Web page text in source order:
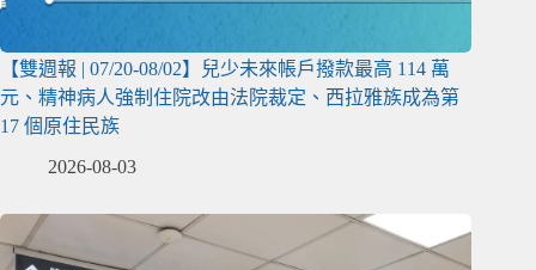
【雙週報 | 07/20-08/02】兒少未來帳戶撥款最高 114 萬
元、精神病人強制住院改由法院裁定、西拉雅族成為第
17 個原住民族
2026-08-03